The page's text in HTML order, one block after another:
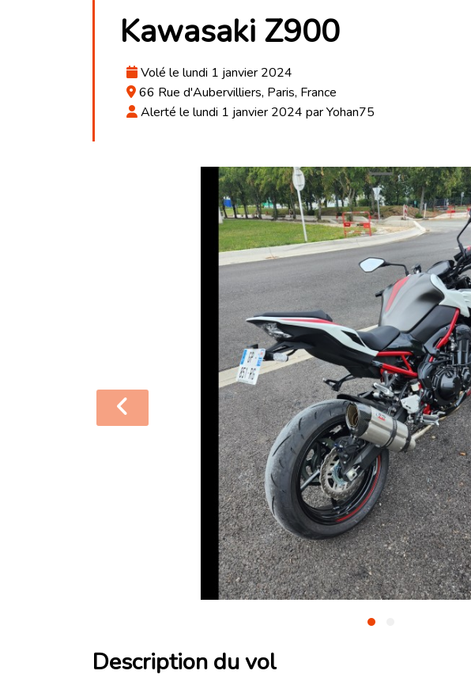
Kawasaki Z900
Volé le lundi 1 janvier 2024
66 Rue d'Aubervilliers, Paris, France
Alerté le lundi 1 janvier 2024 par Yohan75
Description du vol